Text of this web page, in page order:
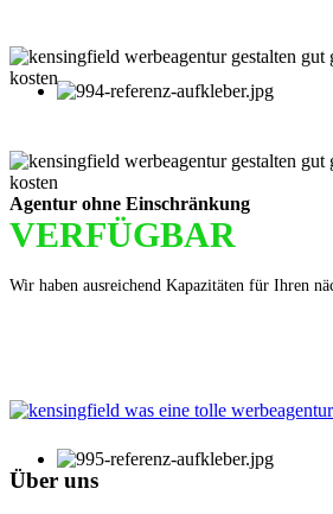
Agentur ohne Einschränkung
VERFÜGBAR
Wir haben ausreichend Kapazitäten für Ihren
Über uns